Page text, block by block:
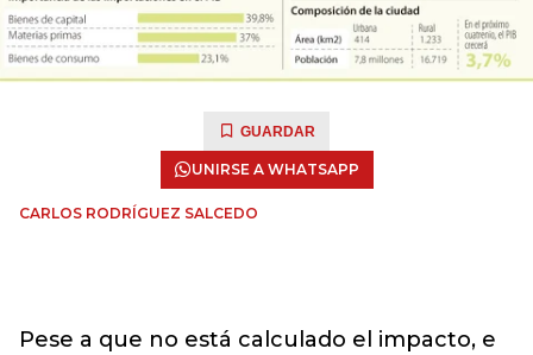
GUARDAR
UNIRSE A WHATSAPP
CARLOS RODRÍGUEZ SALCEDO
Pese a que no está calculado el impacto, e